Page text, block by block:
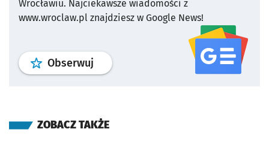
Wrocławiu. Najciekawsze wiadomości z
www.wroclaw.pl znajdziesz w Google News!
Obserwuj profil serwisu
ZOBACZ TAKŻE